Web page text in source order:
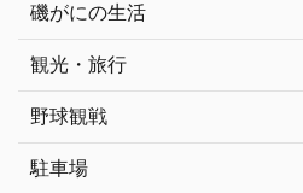
磯がにの生活
観光・旅行
野球観戦
駐車場